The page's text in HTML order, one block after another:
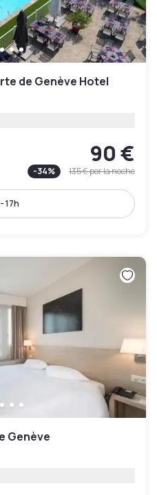
de Genève Hotel
90 €
-34% 135 €por la noche
17h
Genève